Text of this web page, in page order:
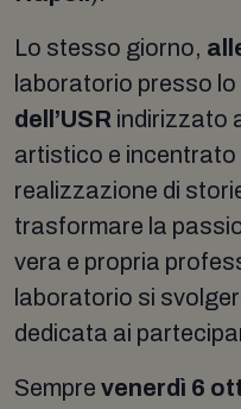
Lo stesso giorno,
laboratorio presso lo
dell’USR indirizzato
artistico e incentrato
realizzazione di
trasformare la
vera e propria
laboratorio si
dedicata ai
Sempre venerdì 6